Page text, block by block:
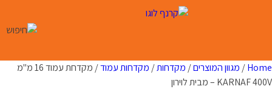
Home
/ מגוון המוצרים/ מקדחות/ מקדחות עמוד
/ מקדחת עמוד 16 מ"מ
KARNAF 400V – מבית לוירון